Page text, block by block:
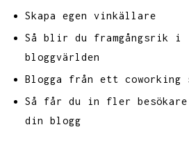
Skapa egen vinkällare
Så blir du framgångsrik i
bloggvärlden
Blogga från ett coworking
Så får du in fler
din blogg